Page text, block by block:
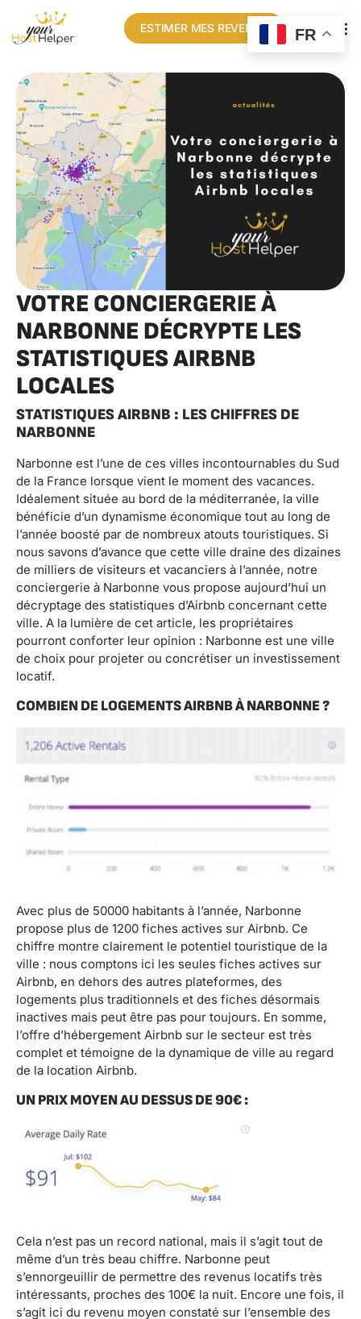
ESTIMER MES REVENUS
VOTRE CONCIERGERIE À
NARBONNE DÉCRYPTE LES
STATISTIQUES AIRBNB
LOCALES
STATISTIQUES AIRBNB : LES CHIFFRES DE
NARBONNE
Narbonne est l’une de ces villes incontournables du Sud
de la France lorsque vient le moment des vacances.
Idéalement située au bord de la méditerranée, la ville
bénéficie d’un dynamisme économique tout au long de
l’année boosté par de nombreux atouts touristiques. Si
nous savons d’avance que cette ville draine des dizaines
de milliers de visiteurs et vacanciers à l’année, notre
conciergerie à Narbonne vous propose aujourd’hui un
décryptage des statistiques d’Airbnb concernant cette
ville. A la lumière de cet article, les propriétaires
pourront conforter leur opinion : Narbonne est une ville
de choix pour projeter ou concrétiser un investissement
locatif.
COMBIEN DE LOGEMENTS AIRBNB À NARBONNE ?
Avec plus de 50000 habitants à l’année, Narbonne
propose plus de 1200 fiches actives sur Airbnb. Ce
chiffre montre clairement le potentiel touristique de la
ville : nous comptons ici les seules fiches actives sur
Airbnb, en dehors des autres plateformes, des
logements plus traditionnels et des fiches désormais
inactives mais peut être pas pour toujours. En somme,
l’offre d’hébergement Airbnb sur le secteur est très
complet et témoigne de la dynamique de ville au regard
de la location Airbnb.
UN PRIX MOYEN AU DESSUS DE 90€ :
Cela n’est pas un record national, mais il s’agit tout de
même d’un très beau chiffre. Narbonne peut
s’ennorgeuillir de permettre des revenus locatifs très
intéressants, proches des 100€ la nuit. Encore une fois, il
s’agit ici du revenu moyen constaté sur l’ensemble des
FR